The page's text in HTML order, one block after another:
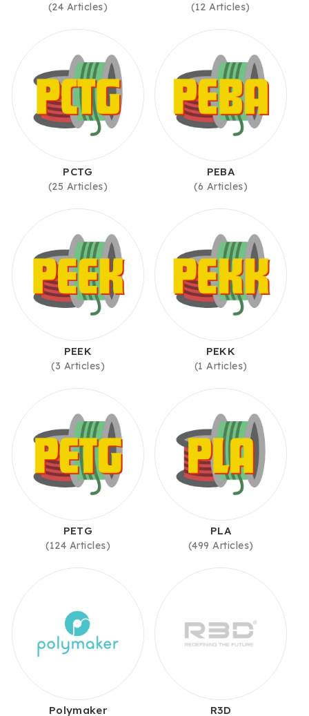
(24 Articles) (12 Articles)
PCTG
(25 Articles)
PEBA
(6 Articles)
PEEK
(3 Articles)
PEKK
(1 Articles)
PETG
(124 Articles)
PLA
(499 Articles)
Polymaker R3D